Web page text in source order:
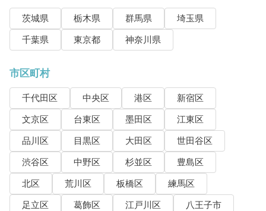
茨城県 栃木県 群馬県
埼玉県
千葉県
東京都 神奈川県
市区町村
千代田区 中央区 港区
新宿区
文京区
台東区 墨田区
江東区
品川区
目黒区 大田区
世田谷区
渋谷区
中野区 杉並区
豊島区
北区
荒川区 板橋区
練馬区
足立区
葛飾区 江戸川区
八王子市